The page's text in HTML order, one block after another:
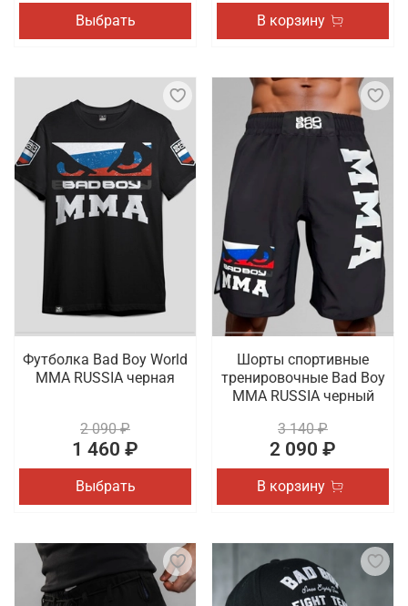
Выбрать В корзину
Футболка Bad Boy World
MMA RUSSIA черная
2 090 ₽
1 460 ₽
Выбрать
Шорты спортивные
тренировочные Bad Boy
MMA RUSSIA черный
3 140 ₽
2 090 ₽
В корзину